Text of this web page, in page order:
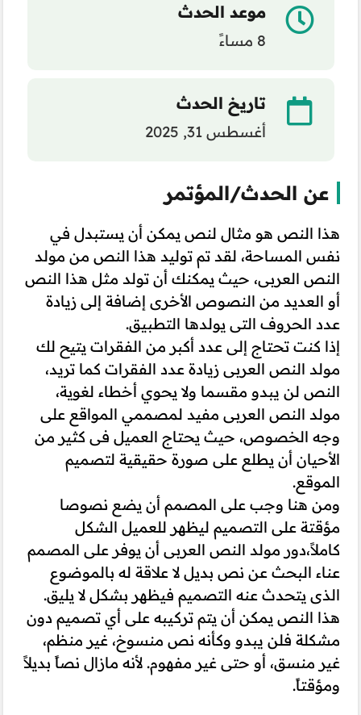
موعد الحدث
8 مساءً
تاريخ الحدث
أغسطس 31, 2025
عن الحدث/المؤتمر
هذا النص هو مثال لنص يمكن أن يستبدل في
نفس المساحة، لقد تم توليد هذا النص من مولد
النص العربى، حيث يمكنك أن تولد مثل هذا النص
أو العديد من النصوص الأخرى إضافة إلى زيادة
عدد الحروف التى يولدها التطبيق.
إذا كنت تحتاج إلى عدد أكبر من الفقرات يتيح لك
مولد النص العربى زيادة عدد الفقرات كما تريد،
النص لن يبدو مقسما ولا يحوي أخطاء لغوية،
مولد النص العربى مفيد لمصممي المواقع على
وجه الخصوص، حيث يحتاج العميل فى كثير من
الأحيان أن يطلع على صورة حقيقية لتصميم
الموقع.
ومن هنا وجب على المصمم أن يضع نصوصا
مؤقتة على التصميم ليظهر للعميل الشكل
كاملاً،دور مولد النص العربى أن يوفر على المصمم
عناء البحث عن نص بديل لا علاقة له بالموضوع
الذى يتحدث عنه التصميم فيظهر بشكل لا يليق.
هذا النص يمكن أن يتم تركيبه على أي تصميم دون
مشكلة فلن يبدو وكأنه نص منسوخ، غير منظم،
غير منسق، أو حتى غير مفهوم. لأنه مازال نصاً بديلاً
ومؤقتاً.